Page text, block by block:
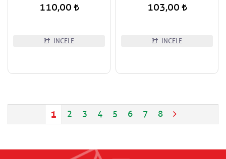
110,00
İNCELE
103,00
İNCELE
1 2 3 4 5 6 7 8